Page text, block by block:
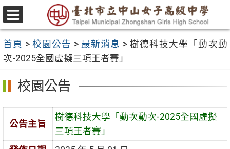
跳
至
要
內
容
區
選
單
首頁 > 校園公告 > 最新消息 >樹德科技大學「動次動
次-2025全國虛擬三項王者賽」
校園公告
公告主旨
樹德科技大學「動次動次-2025全國虛擬
三項王者賽」